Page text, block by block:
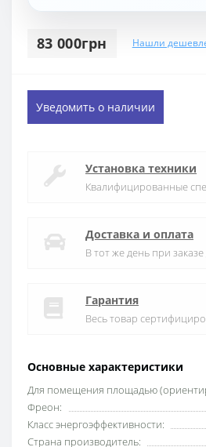
83 000грн Нашли
Основные характеристики
Для помещения площадью
Фреон:
Класс энергоэффективности:
Страна производитель:
Уведомить о наличии
Установка техники
Квалифицированные
Доставка и оплата
В тот же день при
Гарантия
Весь товар